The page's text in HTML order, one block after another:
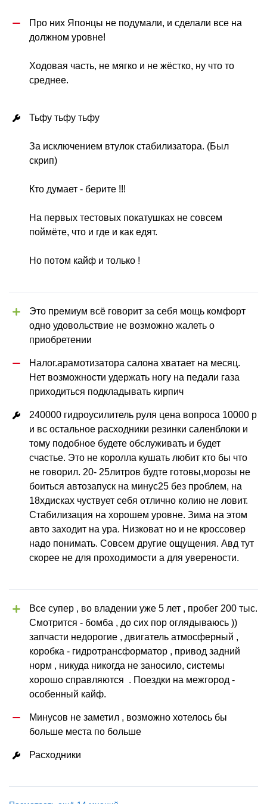
Про них Японцы не подумали, и сделали все на
должном уровне!
Ходовая часть, не мягко и не жёстко, ну что то
среднее.
Тьфу тьфу тьфу
За исключением втулок стабилизатора. (Был
скрип)
Кто думает - берите !!!
На первых тестовых покатушках не совсем
поймёте, что и где и как едят.
Но потом кайф и только !
Это премиум всё говорит за себя мощь комфорт
одно удовольствие не возможно жалеть о
приобретении
Налог.арамотизатора салона хватает на месяц.
Нет возможности удержать ногу на педали газа
приходиться подкладывать кирпич
240000 гидроусилитель руля цена вопроса 10000 р
и вс остальное расходники резинки саленблоки и
тому подобное будете обслуживать и будет
счастье. Это не королла кушать любит кто бы что
не говорил. 20- 25литров будте готовы,морозы не
боиться автозапуск на минус25 без проблем, на
18хдисках чуствует себя отлично колию не ловит.
Стабилизация на хорошем уровне. Зима на этом
авто заходит на ура. Низковат но и не кроссовер
надо понимать. Совсем другие ощущения. Авд тут
скорее не для проходимости а для уверености.
Все супер , во владении уже 5 лет , пробег 200 тыс.
Смотрится - бомба , до сих пор оглядываюсь ))
запчасти недорогие , двигатель атмосферный ,
коробка - гидротрансформатор , привод задний
норм , никуда никогда не заносило, системы
хорошо справляются  . Поездки на межгород -
особенный кайф.
Минусов не заметил , возможно хотелось бы
больше места по больше
Расходники